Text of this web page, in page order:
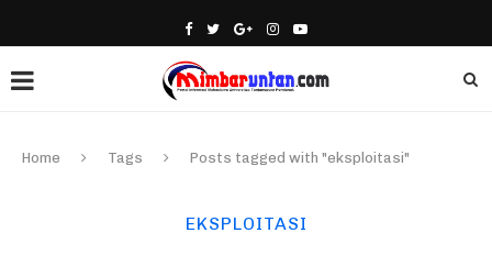
Home Tags Posts tagged with "eksploitasi"
EKSPLOITASI